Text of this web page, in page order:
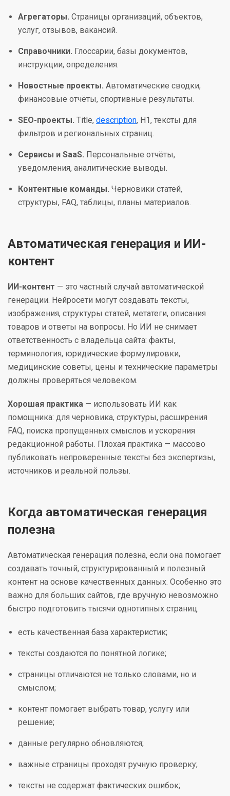
Агрегаторы. Страницы организаций, объектов,
услуг, отзывов, вакансий.
Справочники. Глоссарии, базы документов,
инструкции, определения.
Новостные проекты. Автоматические сводки,
финансовые отчёты, спортивные результаты.
SEO-проекты. Title, description, H1, тексты для
фильтров и региональных страниц.
Сервисы и SaaS. Персональные отчёты,
уведомления, аналитические выводы.
Контентные команды. Черновики статей,
структуры, FAQ, таблицы, планы материалов.
Автоматическая генерация и ИИ-
контент
ИИ-контент — это частный случай автоматической
генерации. Нейросети могут создавать тексты,
изображения, структуры статей, метатеги, описания
товаров и ответы на вопросы. Но ИИ не снимает
ответственность с владельца сайта: факты,
терминология, юридические формулировки,
медицинские советы, цены и технические параметры
должны проверяться человеком.
Хорошая практика — использовать ИИ как
помощника: для черновика, структуры, расширения
FAQ, поиска пропущенных смыслов и ускорения
редакционной работы. Плохая практика — массово
публиковать непроверенные тексты без экспертизы,
источников и реальной пользы.
Когда автоматическая генерация
полезна
Автоматическая генерация полезна, если она помогает
создавать точный, структурированный и полезный
контент на основе качественных данных. Особенно это
важно для больших сайтов, где вручную невозможно
быстро подготовить тысячи однотипных страниц.
есть качественная база характеристик;
тексты создаются по понятной логике;
страницы отличаются не только словами, но и
смыслом;
контент помогает выбрать товар, услугу или
решение;
данные регулярно обновляются;
важные страницы проходят ручную проверку;
тексты не содержат фактических ошибок;